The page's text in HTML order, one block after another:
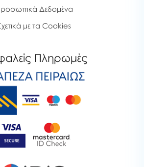
Δεδομένα
με τα Cookies
Πληρωμές